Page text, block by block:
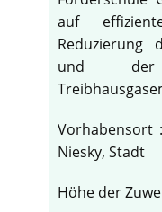
auf
Reduzierung
und der
Vorhabensort
Niesky, Stadt
Höhe der